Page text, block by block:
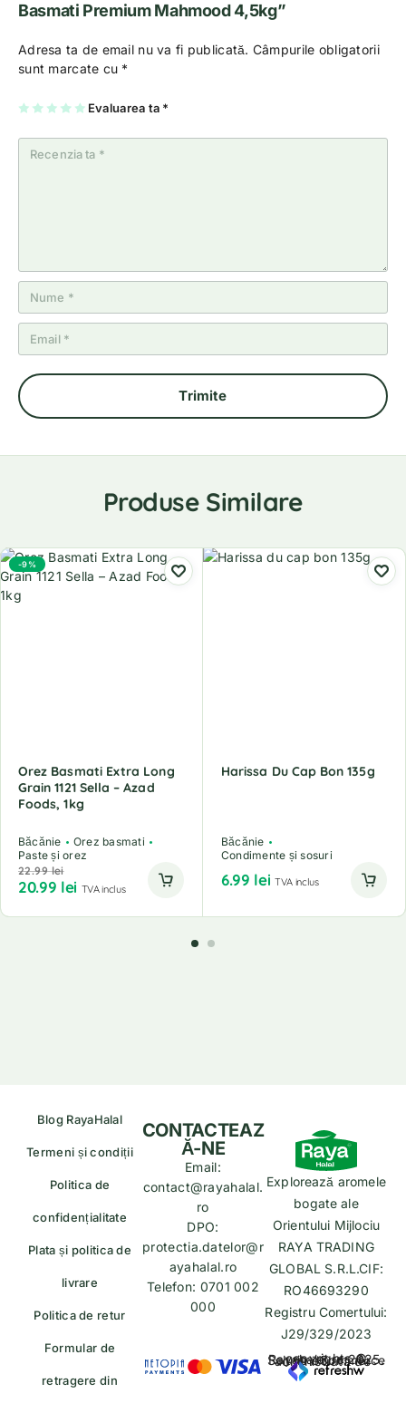
Basmati Premium Mahmood 4,5kg”
Adresa ta de email nu va fi publicată. Câmpurile obligatorii
sunt marcate cu *
Evaluarea ta *
U
n
2
5
st
el
3
5
st
el
4
5
st
el
5
5
st
el
Produse Similare
-9%
Orez Basmati Extra Long
Grain 1121 Sella – Azad
Foods, 1kg
Băcănie
Orez basmati
Paste și orez
22.99lei
20.99 lei TVA inclus
Harissa Du Cap Bon 135g
Băcănie
Condimente și sosuri
6.99 lei TVA inclus
Blog RayaHalal
Termeni și condiții
Politica de
confidențialitate
Plata și politica de
livrare
Politica de retur
Formular de
retragere din
Explorează aromele
bogate ale
Orientului Mijlociu
RAYA TRADING
GLOBAL S.R.L.CIF:
RO46693290
Registru Comertului:
J29/329/2023
copyrights © Rayahalal.ro 2025. Soluție eCommerce administrată de
CONTACTEAZ
Ă-NE
Email:
contact@rayahalal.
ro
DPO:
protectia.datelor@r
ayahalal.ro
Telefon: 0701 002
000